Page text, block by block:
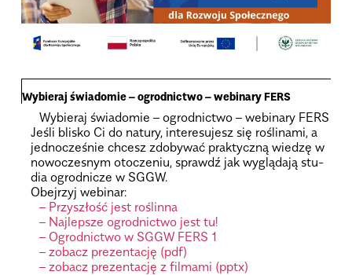
Wybie­raj świa­do­mie – ogrod­nic­two – webi­nary FERS
Wybie­raj świa­do­mie – ogrod­nic­two – webi­nary FERS
Jeśli bli­sko Ci do natury, inte­re­su­jesz się rośli­nami, a
jed­no­cze­śnie chcesz zdo­by­wać prak­tyczną wie­dzę w
nowo­cze­snym oto­cze­niu, sprawdź jak wyglą­dają stu­
dia ogrod­ni­cze w SGGW.
Obejrzyj webinar:
– Przyszłość jest roślinna
– Najlepsze ogrodnictwo jest tu!
– Ogrodnictwo w SGGW FERS 1
– zobacz prezentację (pdf)
– zobacz prezentację z filmami (pptx)